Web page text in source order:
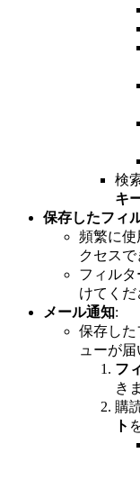
検
キ
保存したフィ
頻繁に使
クセスで
フィル
けてくだ
メール通知:
保存した
ューが
フ
き
購
ト